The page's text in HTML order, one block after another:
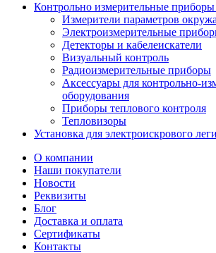
Контрольно измерительные приборы
Измерители параметров
Электроизмерительные
Детекторы и кабелеискатели
Визуальный контроль
Радиоизмерительные приборы
Аксессуары для контрольно-
оборудования
Приборы теплового контроля
Тепловизоры
Установка для электроискрового
О компании
Наши покупатели
Новости
Реквизиты
Блог
Доставка и оплата
Сертификаты
Контакты